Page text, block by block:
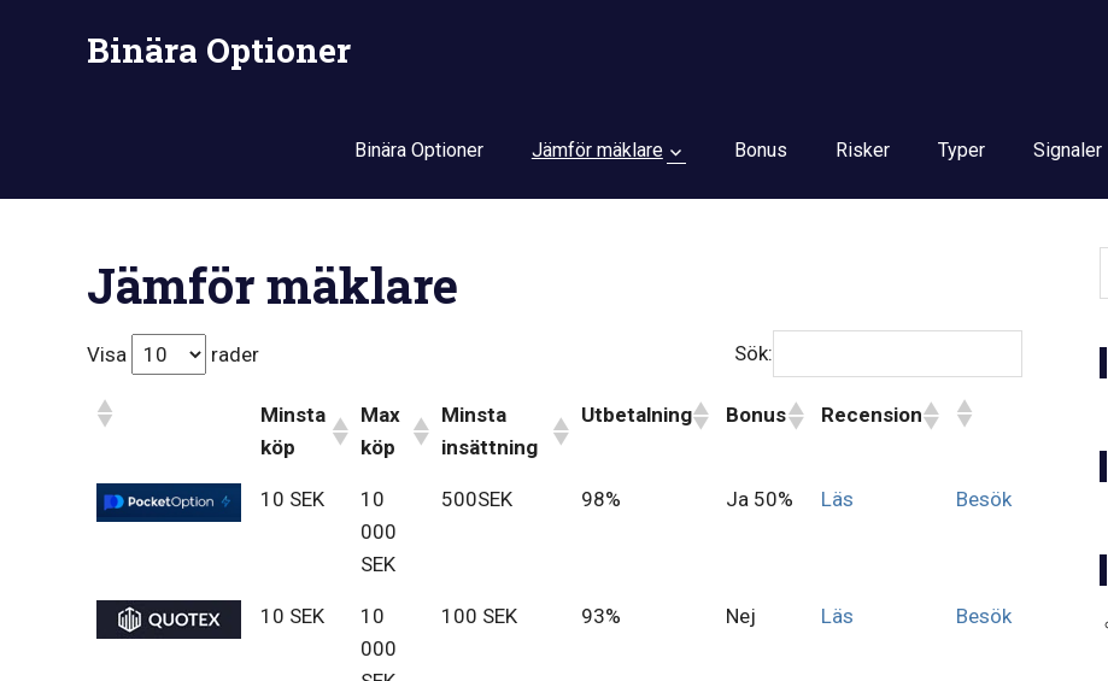
Binära Optioner
Binära Optioner Jämför mäklare Bonus Risker Typer Signaler
Jämför mäklare
Visa rader Sök:
Minsta
köp
Max
köp
Minsta
insättning
Utbetalning Bonus Recension
10 SEK
10
000
SEK
500SEK 98% Ja 50% Läs Besök
10 SEK
10
000
100 SEK 93% Nej Läs Besök